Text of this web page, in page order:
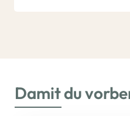
Damit du